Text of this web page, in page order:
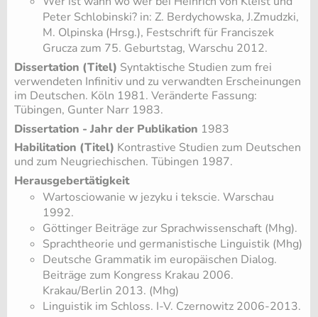
Peter Schlobinski? in: Z. Berdychowska, J.Zmudzki,
M. Olpinska (Hrsg.), Festschrift für Franciszek
Grucza zum 75. Geburtstag, Warschu 2012.
Dissertation (Titel) Syntaktische Studien zum frei
verwendeten Infinitiv und zu verwandten Erscheinungen
im Deutschen. Köln 1981. Veränderte Fassung:
Tübingen, Gunter Narr 1983.
Dissertation - Jahr der Publikation 1983
Habilitation (Titel) Kontrastive Studien zum Deutschen
und zum Neugriechischen. Tübingen 1987.
Herausgebertätigkeit
Wartosciowanie w jezyku i tekscie. Warschau
1992.
Göttinger Beiträge zur Sprachwissenschaft (Mhg).
Sprachtheorie und germanistische Linguistik (Mhg)
Deutsche Grammatik im europäischen Dialog.
Beiträge zum Kongress Krakau 2006.
Krakau/Berlin 2013. (Mhg)
Linguistik im Schloss. I-V. Czernowitz 2006-2013.